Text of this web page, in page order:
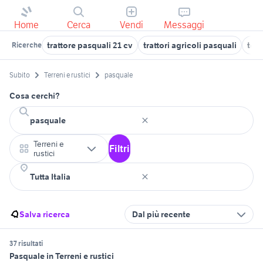
Home Cerca Vendi Messaggi
Ricerche trattore pasquali 21 cv trattori agricoli pasquali
Subito Terreni e rustici pasquale
Cosa cerchi?
Terreni e
rustici
Filtri
Salva ricerca Dal più recente
37 risultati
Pasquale in Terreni e rustici